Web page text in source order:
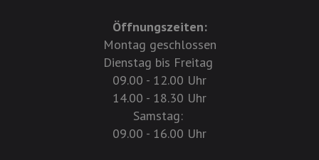
Öffnungszeiten:
Montag geschlossen
Dienstag bis Freitag
09.00 - 12.00 Uhr
14.00 - 18.30 Uhr
Samstag:
09.00 - 16.00 Uhr